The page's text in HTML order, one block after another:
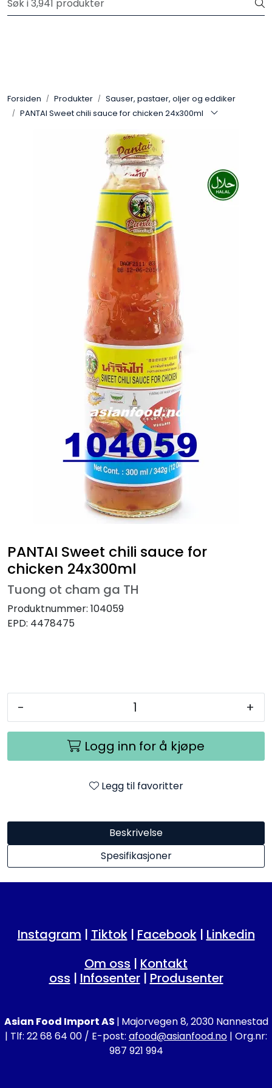
Skip to main content
Velkommen til vår nye nettbutikk! Trykk her for å lese mer
Forsiden Produkter
Sauser, pastaer, oljer og eddiker
PANTAI Sweet chili sauce for chicken 24x300ml
PANTAI Sweet chili sauce for
chicken 24x300ml
Tuong ot cham ga TH
Produktnummer: 104059
EPD: 4478475
- +
Logg inn for å kjøpe
Legg til favoritter
Beskrivelse
Spesifikasjoner
Instagram | Tiktok| Facebook| Linkedin
Om oss | Kontakt
oss | Infosenter| Produsenter
Asian Food Import AS | Majorvegen 8, 2030 Nannestad
| Tlf: 22 68 64 00 / E-post: afood@asianfood.no | Org.nr:
987 921 994
Restaurantprodukter